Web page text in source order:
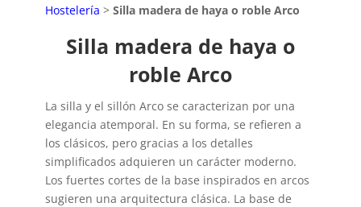
Hostelería > Silla madera de haya o roble Arco
Silla madera de haya o
roble Arco
La silla y el sillón Arco se caracterizan por una
elegancia atemporal. En su forma, se refieren a
los clásicos, pero gracias a los detalles
simplificados adquieren un carácter moderno.
Los fuertes cortes de la base inspirados en arcos
sugieren una arquitectura clásica. La base de